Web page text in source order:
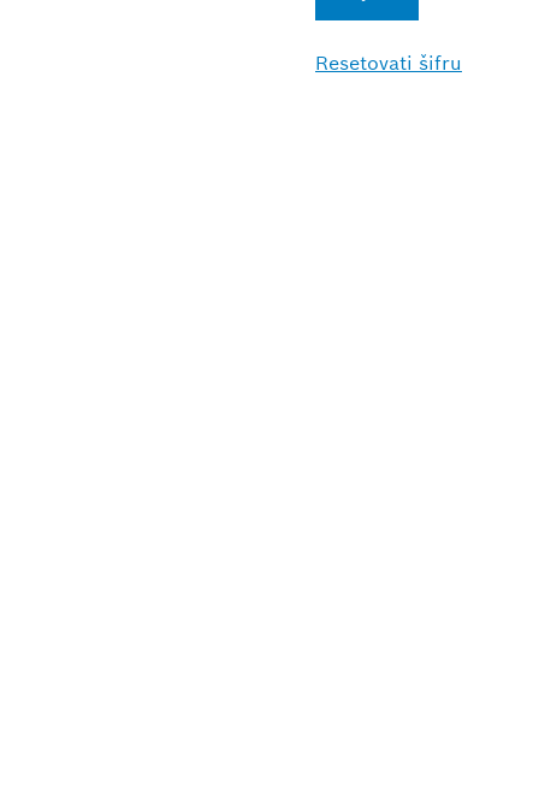
Resetovati šifru